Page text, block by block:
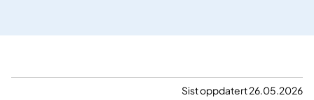
Sist oppdatert 26.05.2026